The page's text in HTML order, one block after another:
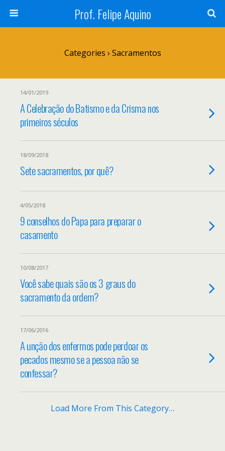
Prof. Felipe Aquino
Categories › Sacramentos
14/01/2019
A Celebração do Batismo e da Crisma nos
primeiros séculos
18/09/2018
Sete sacramentos, por quê?
4/05/2018
9 conselhos do Papa para preparar o
casamento
10/08/2017
Você sabe quais são os 3 graus do
sacramento da ordem?
17/06/2016
A unção dos enfermos pode perdoar os
pecados mesmo se a pessoa não se
confessar?
Load More From This Category…